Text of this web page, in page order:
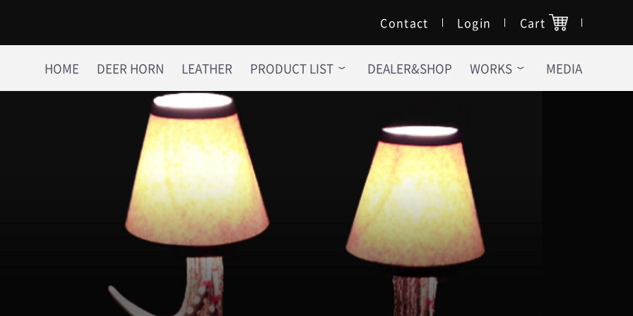
Contact Login Cart
HOME DEER HORN LEATHER PRODUCT LIST DEALER&SHOP WORKS MEDIA